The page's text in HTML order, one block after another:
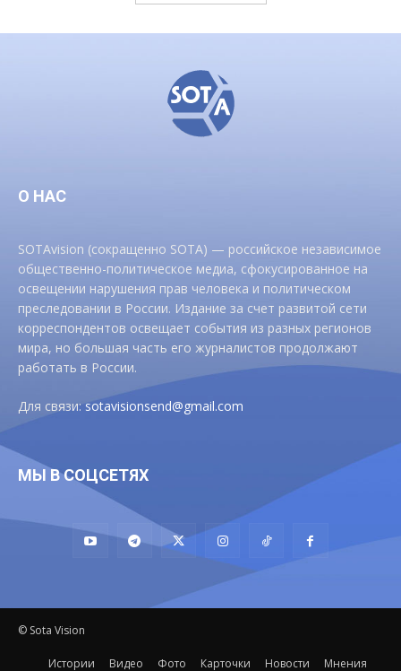
О НАС
SOTAvision (сокращенно SOTA) — российское независимое
общественно-политическое медиа, сфокусированное на
освещении нарушения прав человека и политическом
преследовании в России. Издание за счет развитой сети
корреспондентов освещает события из разных регионов
мира, но большая часть его журналистов продолжают
работать в России.
Для связи:sotavisionsend@gmail.com
МЫ В СОЦСЕТЯХ
© Sota Vision
Истории Видео Фото Карточки Новости Мнения